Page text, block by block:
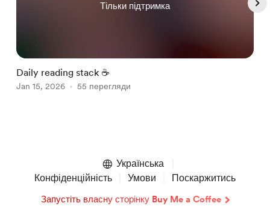
Тільки підтримка
Daily reading stack ☕️
Jan 15, 2026 55 перегляди
Українська
Конфіденційність
Умови Поскаржитись
Запустіть власну сторінку Buy Me a Coffee